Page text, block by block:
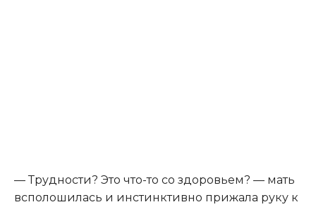
— Трудности? Это что-то со здоровьем? — мать
всполошилась и инстинктивно прижала руку к